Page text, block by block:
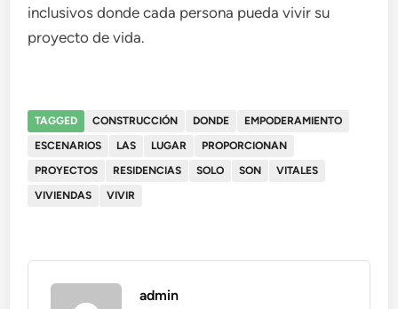
inclusivos donde cada persona pueda vivir su
proyecto de vida.
TAGGED CONSTRUCCIÓN DONDE
EMPODERAMIENTO
ESCENARIOS
LAS LUGAR
PROPORCIONAN
PROYECTOS
RESIDENCIAS SOLO SON
VITALES
VIVIENDAS
VIVIR
admin